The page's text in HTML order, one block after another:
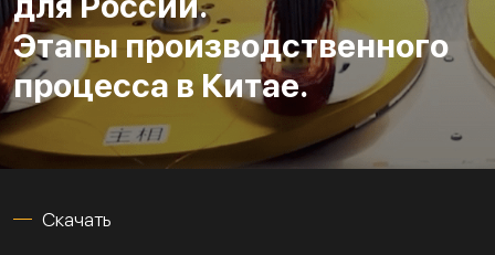
Этапы производственного
процесса в Китае.
Скачать